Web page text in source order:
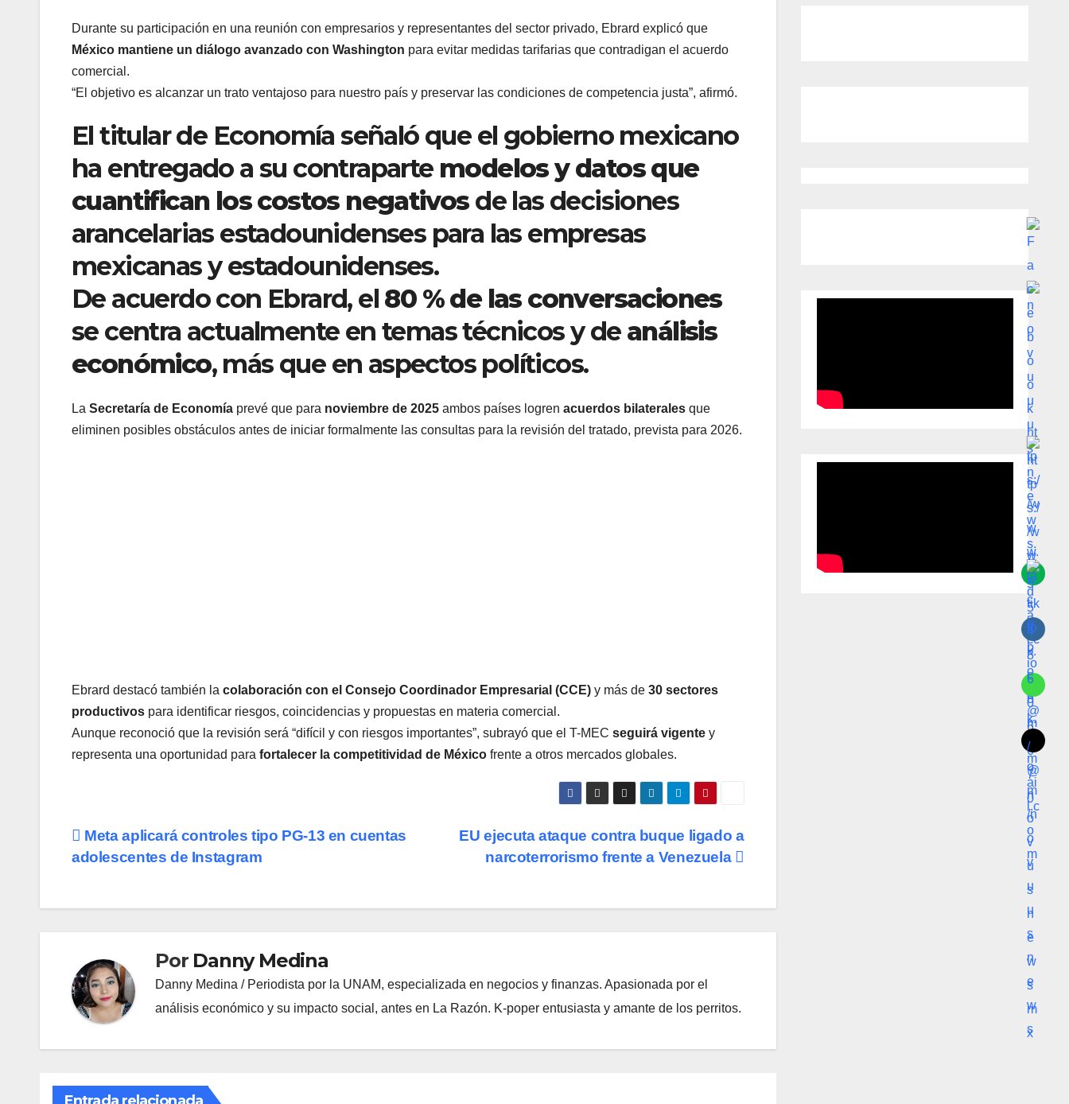
Durante su participación en una reunión con empresarios y representantes del sector privado, Ebrard explicó que
México mantiene un diálogo avanzado con Washington para evitar medidas tarifarias que contradigan el acuerdo
comercial.
“El objetivo es alcanzar un trato ventajoso para nuestro país y preservar las condiciones de competencia justa”, afirmó.
El titular de Economía señaló que el gobierno mexicano
ha entregado a su contraparte modelos y datos que
cuantifican los costos negativosde las decisiones
arancelarias estadounidenses para las empresas
mexicanas y estadounidenses.
De acuerdo con Ebrard, el 80 % de las conversaciones
se centra actualmente en temas técnicos y de análisis
económico, más que en aspectos políticos.
La Secretaría de Economía prevé que para noviembre de 2025 ambos países logren acuerdos bilaterales que
eliminen posibles obstáculos antes de iniciar formalmente las consultas para la revisión del tratado, prevista para 2026.
Ebrard destacó también la colaboración con el Consejo Coordinador Empresarial (CCE) y más de 30 sectores
productivos para identificar riesgos, coincidencias y propuestas en materia comercial.
Aunque reconoció que la revisión será “difícil y con riesgos importantes”, subrayó que el T-MEC seguirá vigente y
representa una oportunidad para fortalecer la competitividad de México frente a otros mercados globales.
Navegación
entradas
EU ejecuta ataque contra buque ligado a
narcoterrorismo frente a Venezuela
Meta aplicará controles tipo PG-13 en cuentas
adolescentes de Instagram
Por Danny Medina
Danny Medina / Periodista por la UNAM, especializada en negocios y finanzas. Apasionada por el
análisis económico y su impacto social, antes en La Razón. K-poper entusiasta y amante de los perritos.